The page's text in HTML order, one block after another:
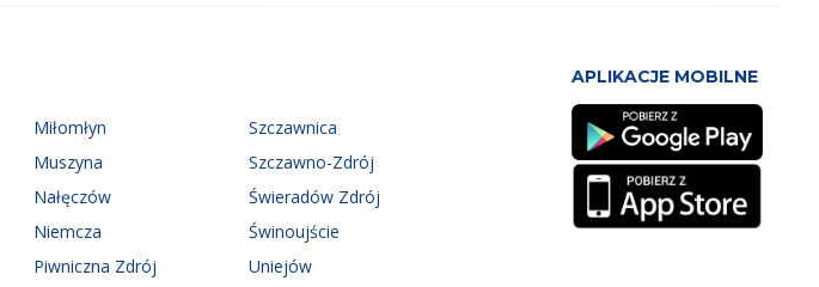
Miłomłyn
Muszyna
Nałęczów
Niemcza
Piwniczna Zdrój
Szczawnica
Szczawno-Zdrój
Świeradów Zdrój
Świnoujście
Uniejów
APLIKACJE MOBILNE